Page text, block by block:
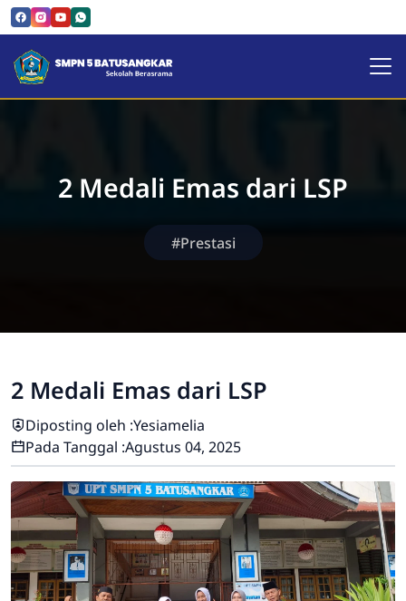
SMPN 5 Batusangkar |
2 Medali Emas dari LSP
#Prestasi
2 Medali Emas dari LSP
Diposting oleh :Yesiamelia
Pada Tanggal :Agustus 04, 2025